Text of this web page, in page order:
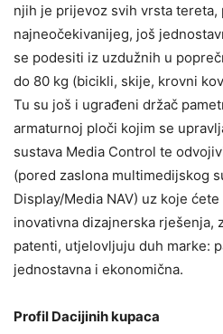
njih je prijevoz svih vrsta tereta,
najneočekivanijeg, još
se podesiti iz uzdužnih u
do 80 kg (bicikli, skije, krovni
Tu su još i ugrađeni držač
armaturnoj ploči kojim se
sustava Media Control te
(pored zaslona multimedijskog
Display/Media NAV) uz koje
inovativna dizajnerska rješenja,
patenti, utjelovljuju duh marke:
jednostavna i ekonomična.
Profil Dacijinih kupaca